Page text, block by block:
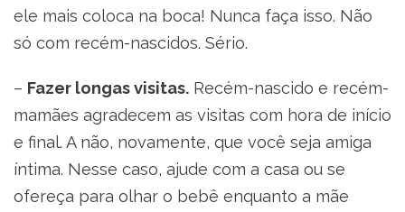
ele mais coloca na boca! Nunca faça isso. Não
só com recém-nascidos. Sério.
– Fazer longas visitas. Recém-nascido e recém-
mamães agradecem as visitas com hora de início
e final. A não, novamente, que você seja amiga
íntima. Nesse caso, ajude com a casa ou se
ofereça para olhar o bebê enquanto a mãe